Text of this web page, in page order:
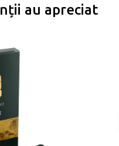
au apreciat